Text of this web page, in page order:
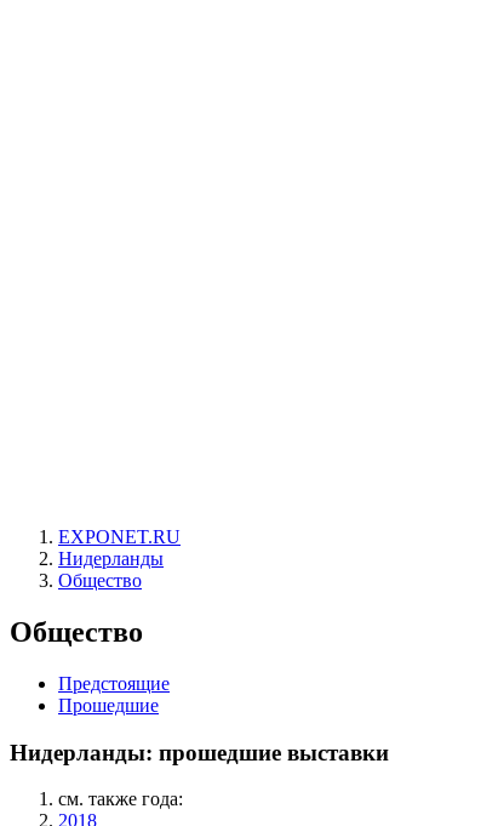
EXPONET.RU
Нидерланды
Общество
Общество
Предстоящие
Прошедшие
Нидерланды: прошедшие выставки
см. также года:
2018